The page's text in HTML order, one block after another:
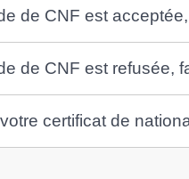
de CNF est
de CNF est refusée,
certificat de